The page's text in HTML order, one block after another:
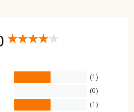
◎ 在庫あり
在庫あり
◎ 在庫あり
在庫あり
◎ 在庫あり
(1)
(0)
(1)